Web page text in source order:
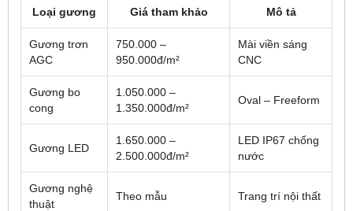
Loại gương Giá tham khảo Mô tả
Gương trơn
AGC
750.000 –
950.000đ/m²
Mài viền sáng
CNC
Gương bo
cong
1.050.000 –
1.350.000đ/m²
Oval – Freeform
Gương LED
1.650.000 –
2.500.000đ/m²
LED IP67 chống
nước
Gương nghệ
thuật
Theo mẫu Trang trí nội thất